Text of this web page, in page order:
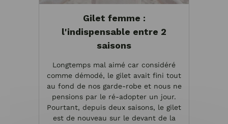
Gilet femme :
l'indispensable entre 2
saisons
Longtemps mal aimé car considéré
comme démodé, le gilet avait fini tout
au fond de nos garde-robe et nous ne
pensions par le ré-adopter un jour.
Pourtant, depuis deux saisons, le gilet
est de nouveau sur le devant de la